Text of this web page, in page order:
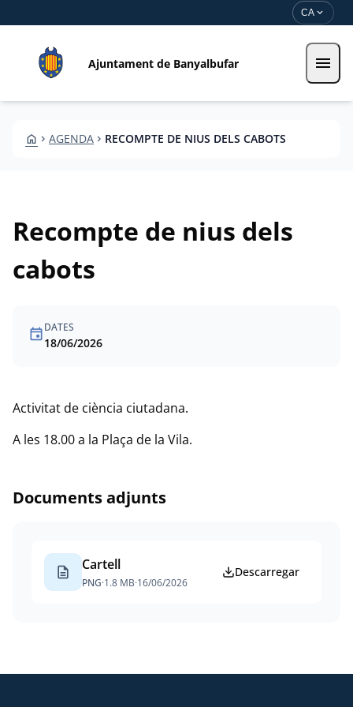
CA expand_more
Ajuntament de Banyalbufar menu
HOME CHEVRON_RIGHT AGENDA CHEVRON_RIGHT RECOMPTE DE NIUS DELS CABOTS
Recompte de nius dels
cabots
eventDATES
18/06/2026
Activitat de ciència ciutadana.
A les 18.00 a la Plaça de la Vila.
Documents adjunts
description Cartell
PNG·1.8 MB·16/06/2026
Descarregar